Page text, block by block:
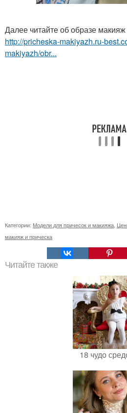
Далее читайте об образе
http://pricheska-makiyazh.ru-
makiyazh/obr...
Категории: Модели для причесок и макияжа
макияж и прическа
Читайте также
18 чудо